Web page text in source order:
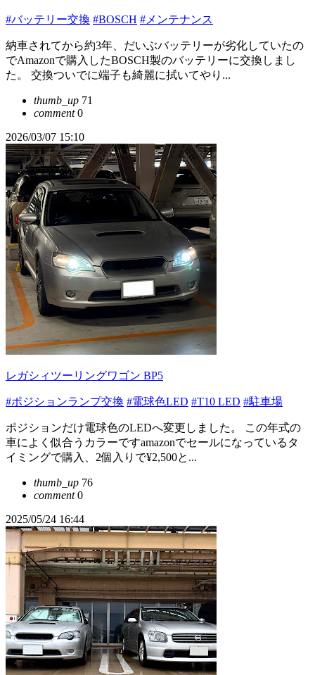
#バッテリー交換 #BOSCH #メンテナンス
納車されてから約3年、だいぶバッテリーが劣化していたの
でAmazonで購入したBOSCH製のバッテリーに交換しまし
た。 交換ついでに端子も綺麗に拭いてやり...
thumb_up 71
comment0
2026/03/07 15:10
レガシィツーリングワゴン BP5
#ポジションランプ交換 #電球色LED #T10 LED #駐車場
ポジションだけ電球色のLEDへ変更しました。 この年式の
車によく似合うカラーですamazonでセールになっているタ
イミングで購入、2個入りで¥2,500と...
thumb_up 76
comment0
2025/05/24 16:44